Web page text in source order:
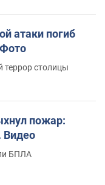
атаки погиб
террор столицы
пожар:
Видео
БПЛА